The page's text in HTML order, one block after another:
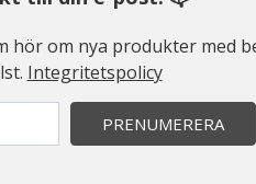
hör om nya produkter med
Integritetspolicy
PRENUMERERA